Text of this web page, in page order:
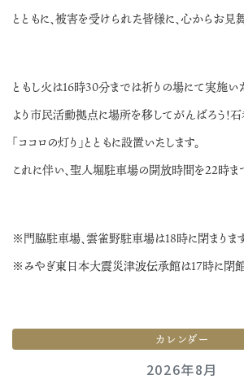
とともに、被害を受けられた皆様に、心からお見
ともし火は16時30分までは祈りの場にて実施い
より市民活動拠点に場所を移してがんばろう！
「ココロの灯り」とともに設置いたします。
これに伴い、聖人堀駐車場の開放時間を22時ま
※門脇駐車場、雲雀野駐車場は18時に閉まります
※みやぎ東日本大震災津波伝承館は17時に閉館
カレンダー
2026年8月